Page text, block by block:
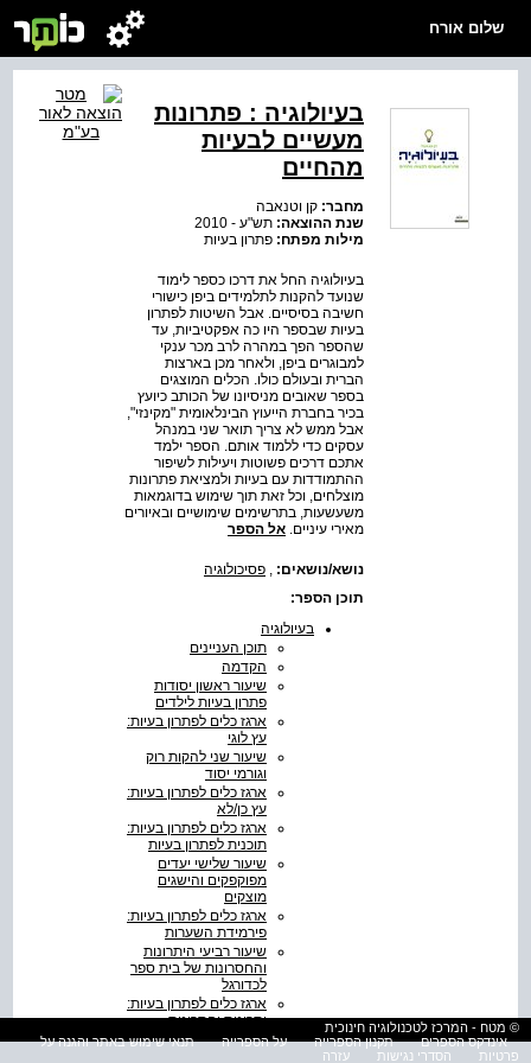
שלום אורח
בעיולוגיה : פתרונות
מעשיים לבעיות
מהחיים
מחבר: קן וטנאבה
שנת ההוצאה: תש"ע - 2010
מילות מפתח: פתרון בעיות
בעיולוגיה החל את דרכו כספר לימוד
שנועד להקנות לתלמידים ביפן כישורי
חשיבה בסיסיים. אבל השיטות לפתרון
בעיות שבספר היו כה אפקטיביות, עד
שהספר הפך במהרה לרב מכר ענקי
למבוגרים ביפן, ולאחר מכן בארצות
הברית ובעולם כולו. הכלים המוצגים
בספר שאובים מניסיונו של הכותב כיועץ
בכיר בחברת הייעוץ הבינלאומית "מקינזי",
אבל ממש לא צריך תואר שני במנהל
עסקים כדי ללמוד אותם. הספר ילמד
אתכם דרכים פשוטות ויעילות לשיפור
ההתמודדות עם בעיות ולמציאת פתרונות
מוצלחים, וכל זאת תוך שימוש בדוגמאות
משעשעות, בתרשימים שימושיים ובאיורים
מאירי עיניים. אל הספר
נושא/נושאים:
פסיכולוגיה
תוכן הספר:
בעיולוגיה
תוכן העניינים
הקדמה
שיעור ראשון יסודות
פתרון בעיות לילדים
ארגז כלים לפתרון בעיות:
עץ לוגי
שיעור שני להקות רוק
וגורמי יסוד
ארגז כלים לפתרון בעיות:
עץ כן/לא
ארגז כלים לפתרון בעיות:
תוכנית לפתרון בעיות
שיעור שלישי יעדים
מפוקפקים והישגים
מוצקים
ארגז כלים לפתרון בעיות:
פירמידת השערות
שיעור רביעי היתרונות
והחסרונות של בית ספר
לכדורגל
ארגז כלים לפתרון בעיות:
יתרונות וחסרונות,
קריטריו נים והערכה
© מטח - המרכז לטכנולוגיה חינוכית
אינדקס הספרים
תקנון הספרייה על הספרייה
תנאי שימוש באתר והגנה על
פרטיות
הסדרי נגישות עזרה